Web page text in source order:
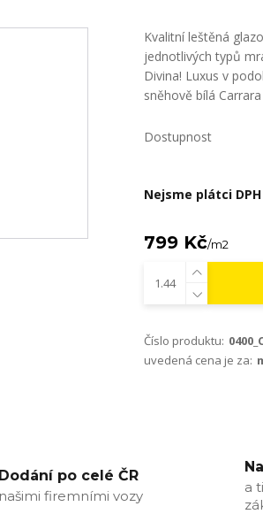
Kvalitní leštěná
jednotlivých typů
Divina! Luxus v
sněhově bílá
Dostupnost
Nejsme plátci DPH
799 Kč/m2
Číslo produktu:
uvedená cena je za:
Dodání po celé ČR
našimi firemními vozy
a